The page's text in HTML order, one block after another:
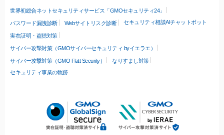
世界初総合ネットセキュリティサービス「GMOセキュリティ24」
パスワード漏洩診断 Webサイトリスク診断 セキュリティ相談AIチャットボット
実在証明・盗聴対策
サイバー攻撃対策（GMOサイバーセキュリティ byイエラエ）
サイバー攻撃対策（GMO Flatt Security）
なりすまし対策
セキュリティ事業の軌跡